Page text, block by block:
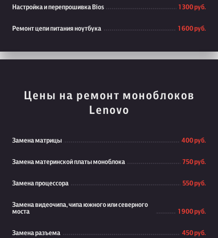
Настройка и перепрошивка Bios 1 300 руб.
Ремонт цепи питания ноутбука 1 600 руб.
Цены на ремонт моноблоков
Lenovo
Замена матрицы 400 руб.
Замена материнской платы моноблока 750 руб.
Замена процессора 550 руб.
Замена видеочипа, чипа южного или северного
моста
1 900 руб.
Замена разъема 450 руб.